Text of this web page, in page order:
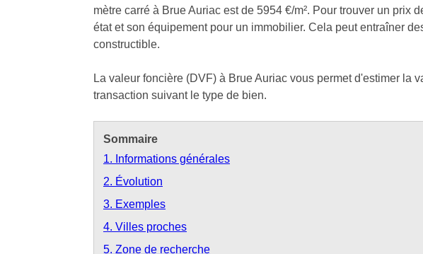
mètre carré à Brue Auriac est de 5954 €/m². Pour trouver un
état et son équipement pour un immobilier. Cela peut entraîner
constructible.
La valeur foncière (DVF) à Brue Auriac vous permet d'estimer la
transaction suivant le type de bien.
Sommaire
1. Informations générales
2. Évolution
3. Exemples
4. Villes proches
5. Zone de recherche